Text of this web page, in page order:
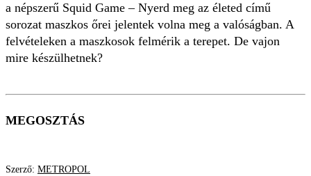
a népszerű Squid Game – Nyerd meg az életed című
sorozat maszkos őrei jelentek volna meg a valóságban. A
felvételeken a maszkosok felmérik a terepet. De vajon
mire készülhetnek?
MEGOSZTÁS
Szerző: METROPOL